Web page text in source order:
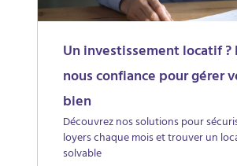
Un investissement locatif ?
nous confiance pour gérer
bien
Découvrez nos solutions pour
loyers chaque mois et trouver un
solvable